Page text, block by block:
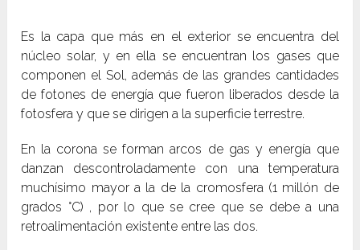
Es la capa que más en el exterior se encuentra del
núcleo solar, y en ella se encuentran los gases que
componen el Sol, además de las grandes cantidades
de fotones de energía que fueron liberados desde la
fotosfera y que se dirigen a la superficie terrestre.
En la corona se forman arcos de gas y energía que
danzan descontroladamente con una temperatura
muchísimo mayor a la de la cromosfera (1 millón de
grados °C) , por lo que se cree que se debe a una
retroalimentación existente entre las dos.